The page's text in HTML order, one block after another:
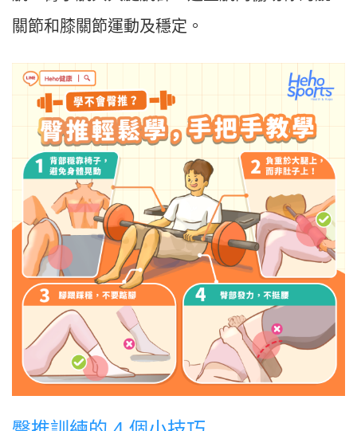
關節和膝關節運動及穩定。